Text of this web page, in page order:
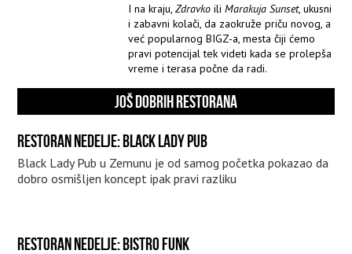
I na kraju,Zdravko iliMarakuja Sunset, ukusni
i zabavni kolači, da zaokruže priču novog, a
već popularnog BIGZ-a, mesta čiji ćemo
pravi potencijal tek videti kada se prolepša
vreme i terasa počne da radi.
JOŠ DOBRIH RESTORANA
RESTORAN NEDELJE: BLACK LADY PUB
Black Lady Pub u Zemunu je od samog početka pokazao da
dobro osmišljen koncept ipak pravi razliku
RESTORAN NEDELJE: BISTRO FUNK